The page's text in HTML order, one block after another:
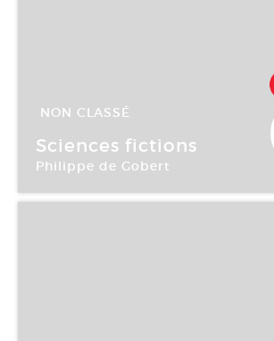
NON CLASSÉ
10 Jan - 11 Fév 2006
Sciences fictions
Philippe de Gobert